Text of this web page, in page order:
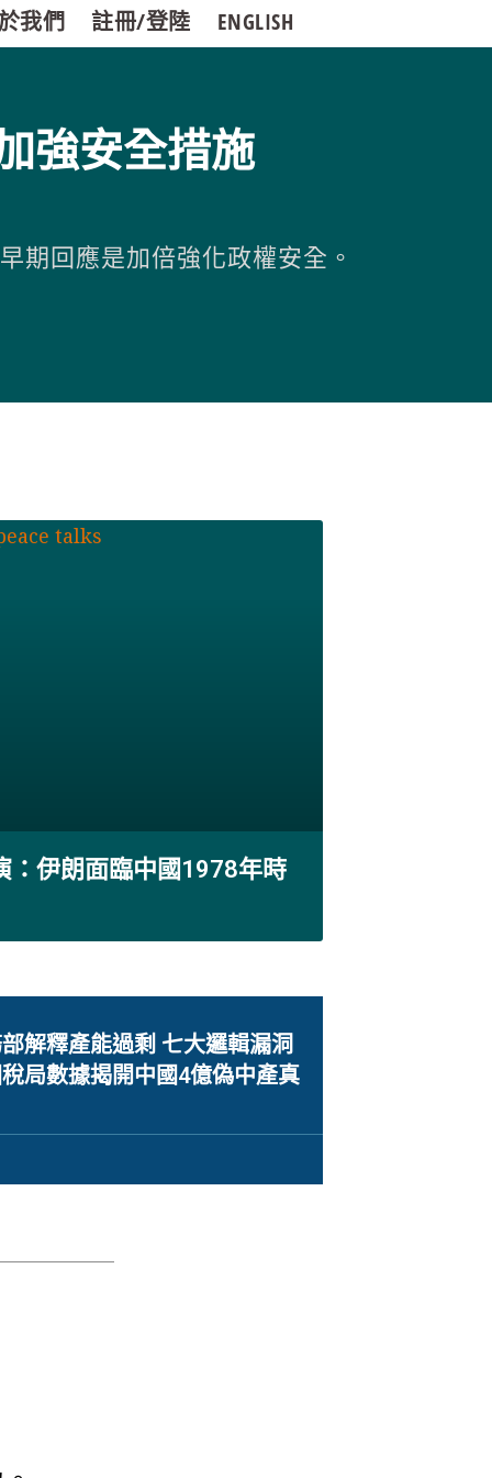
我們 註冊/登陸 ENGLISH
強安全措施
期回應是加倍強化政權安全。
：伊朗面臨中國1978年時
解釋產能過剩 七大邏輯漏洞
局數據揭開中國4億偽中產真